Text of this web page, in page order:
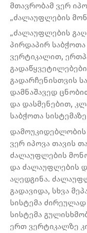
მთავრობამ ვერ
„ძალაუფლების
„ძალაუფლების
პირდაპირ საბჭოთა
ვერტიკალით,
გადარჩენისთვის
დამნაშავედ
და დასმენებით,
საბჭოთა
ვერ იპოვა თავის
ძალაუფლების
და ძალაუფლების
აღედგინა.
გადავიდა, სხვა
სისტემა
სისტემა
ერთ ვერტიკალზე